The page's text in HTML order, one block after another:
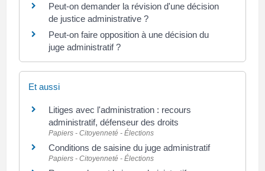
Peut-on demander la révision d'une décision
de justice administrative ?
Peut-on faire opposition à une décision du
juge administratif ?
Et aussi
Litiges avec l'administration : recours
administratif, défenseur des droits
Papiers - Citoyenneté - Élections
Conditions de saisine du juge administratif
Papiers - Citoyenneté - Élections